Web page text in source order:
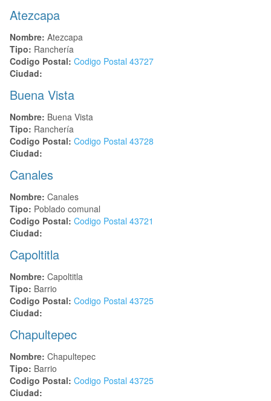
Atezcapa
Nombre: Atezcapa
Tipo: Ranchería
Codigo Postal: Codigo Postal 43727
Ciudad:
Buena Vista
Nombre: Buena Vista
Tipo: Ranchería
Codigo Postal: Codigo Postal 43728
Ciudad:
Canales
Nombre: Canales
Tipo: Poblado comunal
Codigo Postal: Codigo Postal 43721
Ciudad:
Capoltitla
Nombre: Capoltitla
Tipo: Barrio
Codigo Postal: Codigo Postal 43725
Ciudad:
Chapultepec
Nombre: Chapultepec
Tipo: Barrio
Codigo Postal: Codigo Postal 43725
Ciudad: